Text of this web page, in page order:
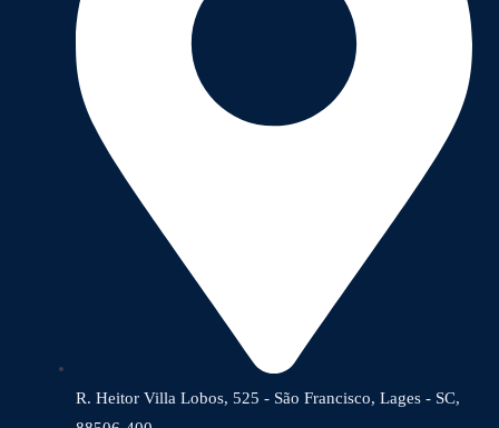
R. Heitor Villa Lobos, 525 - São Francisco, Lages - SC,